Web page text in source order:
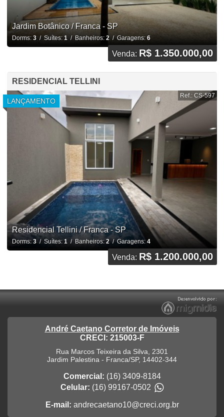
Jardim Botânico / Franca - SP
Dorms: 3/ Suítes: 1/ Banheiros: 2/ Garagens: 6
Venda: R$ 1.350.000,00
RESIDENCIAL TELLINI
LANÇAMENTO
Ref.: CS-597
Residencial Tellini / Franca - SP
Dorms:3/ Suítes: 1/ Banheiros:2/ Garagens: 4
Venda: R$ 1.200.000,00
André Caetano Corretor de Imóveis
CRECI: 215003-F
Rua Marcos Teixeira da Silva, 2301
Jardim Palestina - Franca/SP, 14402-344
Comercial: (16) 3409-8184
Celular: (16) 99167-0502
E-mail: andrecaetano10@creci.org.br